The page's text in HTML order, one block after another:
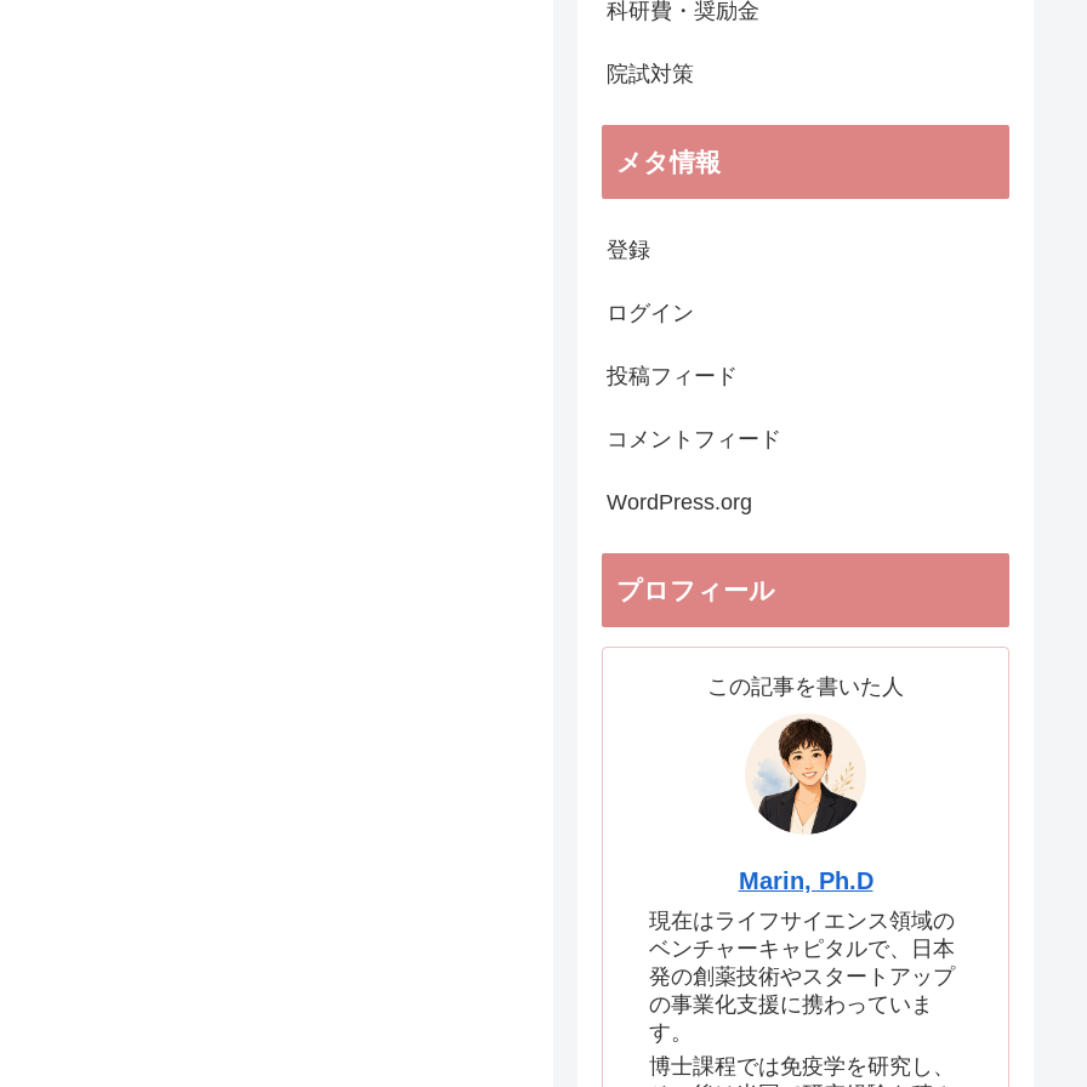
科研費・奨励金
院試対策
メタ情報
登録
ログイン
投稿フィード
コメントフィード
WordPress.org
プロフィール
この記事を書いた人
Marin, Ph.D
現在はライフサイエンス領域の
ベンチャーキャピタルで、日本
発の創薬技術やスタートアップ
の事業化支援に携わっていま
す。
博士課程では免疫学を研究し、